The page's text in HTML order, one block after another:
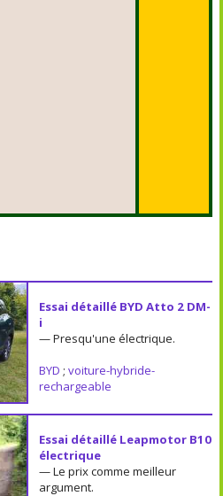
Essai détaillé BYD Atto 2 DM-
i
— Presqu'une électrique.
BYD ; voiture-hybride-
rechargeable
Essai détaillé Leapmotor B10
électrique
— Le prix comme meilleur
argument.